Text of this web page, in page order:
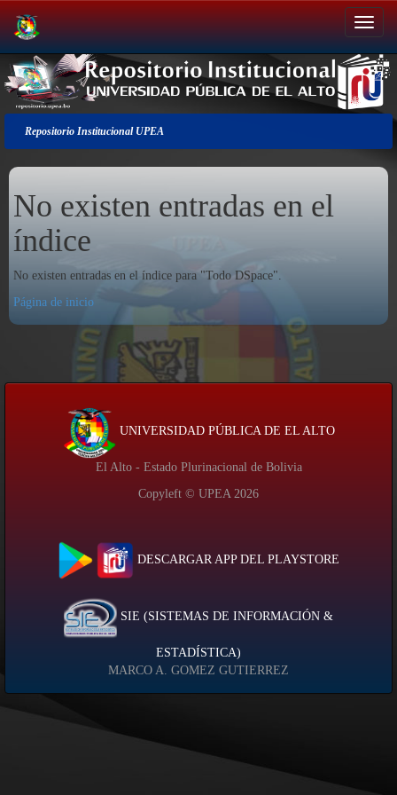
Salir
de
la
navegación
Repositorio Institucional UPEA
No existen entradas en el
índice
No existen entradas en el índice para "Todo DSpace".
Página de inicio
UNIVERSIDAD PÚBLICA DE EL ALTO
El Alto - Estado Plurinacional de Bolivia
Copyleft © UPEA 2026
DESCARGAR APP DEL PLAYSTORE
SIE (SISTEMAS DE INFORMACIÓN &
ESTADÍSTICA)
MARCO A. GOMEZ GUTIERREZ